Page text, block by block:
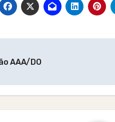
AAA/DO